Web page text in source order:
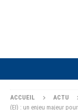
ACCUEIL ACTU
(EI) : un enjeu majeur